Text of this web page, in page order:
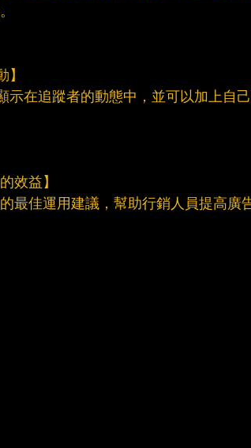
動】
示在追蹤者的動態中，並可以加上自己
的效益】
最佳運用建議，幫助行銷人員提高廣